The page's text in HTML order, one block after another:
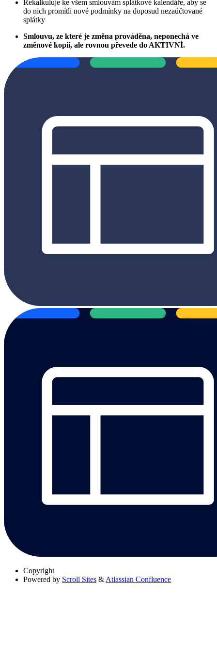
Rekalkuluje ke všem smlouvám splátkové kalendáře, aby se
do nich promítli nové podmínky na doposud nezaúčtované
splátky
Smlouvu, ze které je změna prováděna, neponechá ve
změnové kopii, ale rovnou převede do AKTIVNÍ.
Copyright
Powered by Scroll Sites & Atlassian Confluence